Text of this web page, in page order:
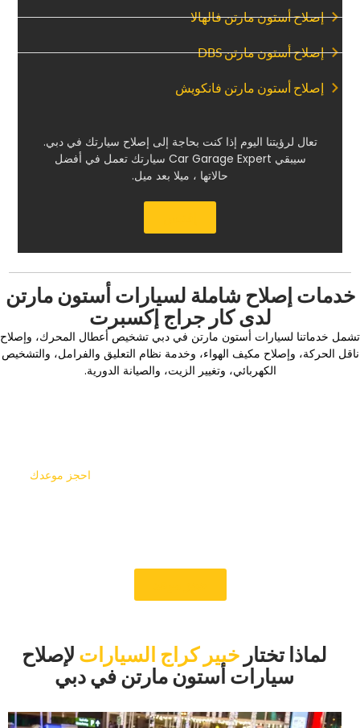
‏إصلاح أستون مارتن فالهالا‏
‏إصلاح أستون مارتن DBS‏
‏إصلاح أستون مارتن فانكويش‏
‏تعال لرؤيتنا اليوم إذا كنت بحاجة إلى إصلاح سيارتك في دبي.‏
‏سيبقي Car Garage Expert سيارتك تعمل في أفضل
حالاتها ، ميلا بعد ميل.‏
خدمات إصلاح شاملة لسيارات أستون مارتن
لدى كار جراج إكسبرت
تشمل خدماتنا لسيارات أستون مارتن في دبي تشخيص أعطال المحرك، وإصلاح
ناقل الحركة، وإصلاح مكيف الهواء، وخدمة نظام التعليق والفرامل، والتشخيص
الكهربائي، وتغيير الزيت، والصيانة الدورية.
احجز موعدك
‏لماذا تختار‏ خبير كراج السيارات لإصلاح
سيارات أستون مارتن في دبي